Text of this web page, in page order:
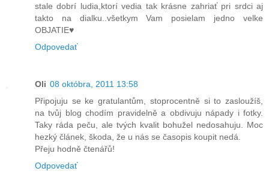
stale dobrí ludia,ktorí vedia tak krásne zahriať pri srdci aj
takto na dialku..všetkym Vam posielam jedno velke
OBJATIE♥
Odpovedať
Oli 08 októbra, 2011 13:58
Připojuju se ke gratulantům, stoprocentně si to zasloužíš,
na tvůj blog chodím pravidelně a obdivuju nápady i fotky.
Taky ráda peču, ale tvých kvalit bohužel nedosahuju. Moc
hezký článek, škoda, že u nás se časopis koupit nedá.
Přeju hodně čtenářů!
Odpovedať